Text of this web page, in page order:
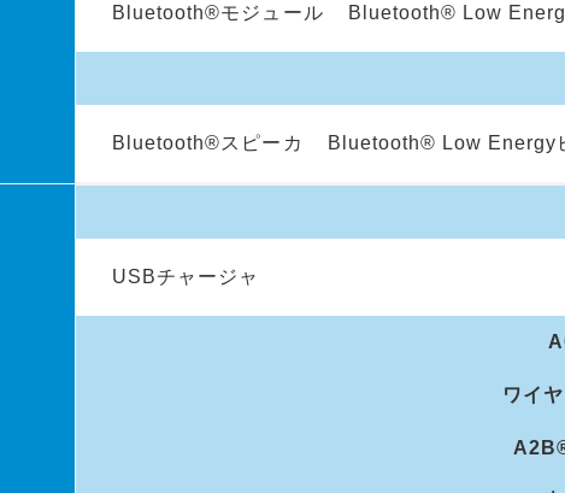
Bluetooth®モジュール Bluetooth® Low
Bluetooth®スピーカ Bluetooth® Low Energy
USBチャージャ
ワイ